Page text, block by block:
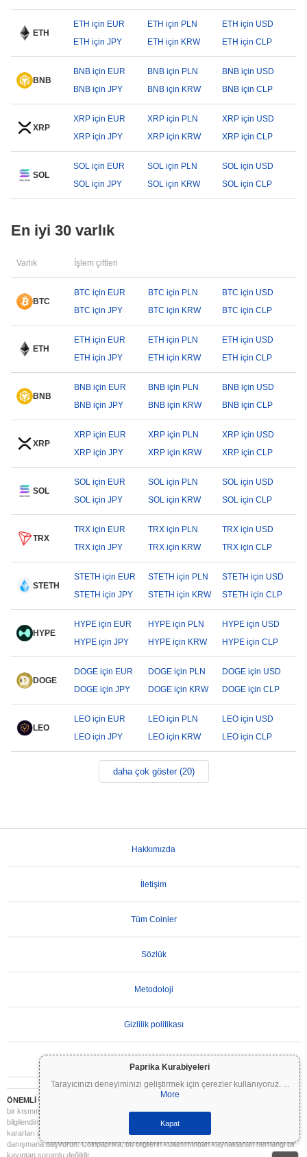
Paprika Kurabiyeleri
Tarayıcınızı deneyiminizi geliştirmek için çerezler kullanıyoruz. ...
More
Kapat
ETH
ETH için EUR ETH için PLN
ETH için USD
ETH için JPY
ETH için KRW ETH için CLP
BNB
BNB için EUR BNB için PLN
BNB için USD
BNB için JPY
BNB için KRW BNB için CLP
XRP
XRP için EUR XRP için PLN
XRP için USD
XRP için JPY
XRP için KRW XRP için CLP
SOL
SOL için EUR SOL için PLN
SOL için USD
SOL için JPY
SOL için KRW SOL için CLP
En iyi 30 varlık
Varlık İşlem çiftleri
BTC
BTC için EUR BTC için PLN
BTC için USD
BTC için JPY
BTC için KRW BTC için CLP
ETH
ETH için EUR ETH için PLN
ETH için USD
ETH için JPY
ETH için KRW ETH için CLP
BNB
BNB için EUR BNB için PLN
BNB için USD
BNB için JPY
BNB için KRW BNB için CLP
XRP
XRP için EUR XRP için PLN
XRP için USD
XRP için JPY
XRP için KRW XRP için CLP
SOL
SOL için EUR SOL için PLN
SOL için USD
SOL için JPY
SOL için KRW SOL için CLP
TRX
TRX için EUR TRX için PLN
TRX için USD
TRX için JPY
TRX için KRW TRX için CLP
STETH
STETH için EUR STETH için PLN
STETH için USD
STETH için JPY
STETH için KRW STETH için CLP
HYPE
HYPE için EUR HYPE için PLN
HYPE için USD
HYPE için JPY
HYPE için KRW HYPE için CLP
DOGE
DOGE için EUR DOGE için PLN
DOGE için USD
DOGE için JPY
DOGE için KRW DOGE için CLP
LEO
LEO için EUR LEO için PLN
LEO için USD
LEO için JPY
LEO için KRW LEO için CLP
daha çok göster (20)
Hakkımızda
İletişim
Tüm Coinler
Sözlük
Metodoloji
Gizlilik politikası
ÖNEMLİ UYARI:
Kripto paralar son derece volatildir ve önemli riskler içerir. Yatırımınızın
bir kısmını veya tamamını kaybedebilirsiniz. Coinpaprika üzerindeki tüm bilgiler yalnızca
bilgilendirme amaçlıdır ve finansal veya yatırım tavsiyesi niteliği taşımaz. Yatırım
kararları almadan önce daima kendi araştırmanızı yapın (DYOR) ve nitelikli bir finansal
danışmana başvurun. Coinpaprika, bu bilgilerin kullanımından kaynaklanan herhangi bir
kayıptan sorumlu değildir.